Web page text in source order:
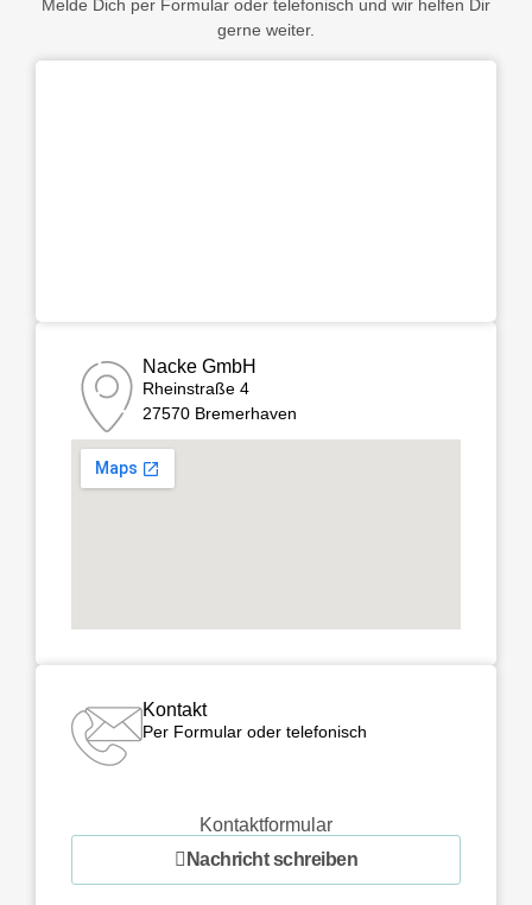
Melde Dich per Formular oder telefonisch und wir helfen Dir
gerne weiter.
Nacke GmbH
Rheinstraße 4
27570 Bremerhaven
Kontakt
Per Formular oder telefonisch
Kontaktformular
Nachricht schreiben